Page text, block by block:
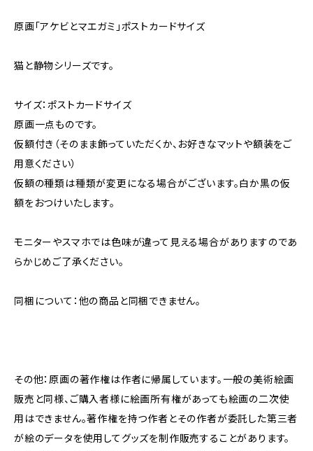
原画「アケビとマエガミ」ポストカードサイズ
猫と静物シリーズです。
サイズ：ポストカードサイズ
原画一点ものです。
仮額付き（そのまま飾っていただくか、お好きなマットや額装をご
用意ください）
仮額の種類は種類が変更になる場合がございます。白か黒の仮
額をおつけいたします。
モニターやスマホでは色味が違って見える場合がありますのであ
らかじめご了承ください。
同梱について：他の商品と同梱できません。
その他：原画の著作権は作者に帰属しています。一般の美術絵画
販売と同様、ご購入者様に絵画所有権があっても絵画の二次使
用はできません。著作権を持つ作者とその作者が委託した第三者
が絵のデータを使用してグッズを制作販売することがあります。